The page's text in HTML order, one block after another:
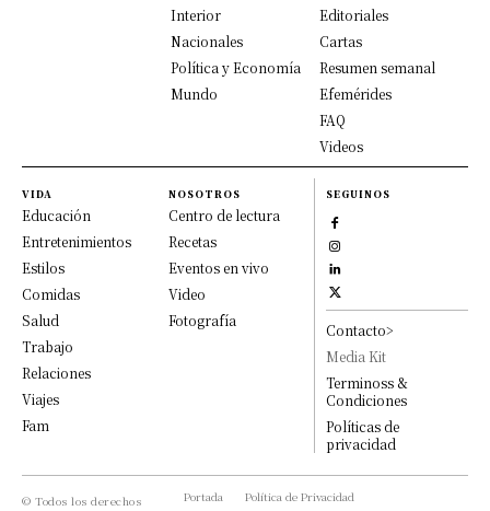
Interior
Nacionales
Política y Economía
Mundo
Editoriales
Cartas
Resumen semanal
Efemérides
FAQ
Videos
VIDA
Educación
Entretenimientos
Estilos
Comidas
Salud
Trabajo
Relaciones
Viajes
Fam
NOSOTROS
Centro de lectura
Recetas
Eventos en vivo
Video
Fotografía
SEGUINOS
Contacto>
Media Kit
Terminoss &
Condiciones
Políticas de
privacidad
© Todos los derechos
Portada
Política de Privacidad